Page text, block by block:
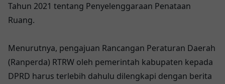
Tahun 2021 tentang Penyelenggaraan Penataan
Ruang.
Menurutnya, pengajuan Rancangan Peraturan Daerah
(Ranperda) RTRW oleh pemerintah kabupaten kepada
DPRD harus terlebih dahulu dilengkapi dengan berita